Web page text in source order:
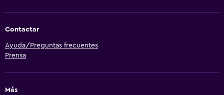
Contactar
Ayuda/Preguntas frecuentes
Prensa
Más